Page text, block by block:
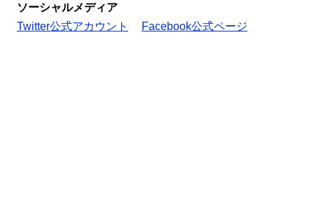
ソーシャルメディア
Twitter公式アカウント
Facebook公式ページ